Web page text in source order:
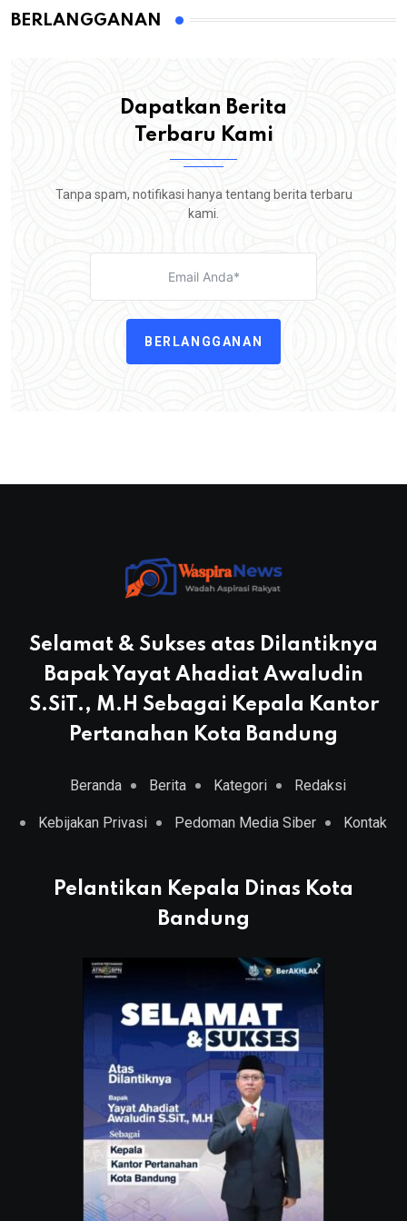
BERLANGGANAN
Dapatkan Berita
Terbaru Kami
Tanpa spam, notifikasi hanya tentang berita terbaru
kami.
BERLANGGANAN
Selamat & Sukses atas Dilantiknya
Bapak Yayat Ahadiat Awaludin
S.SiT., M.H Sebagai Kepala Kantor
Pertanahan Kota Bandung
Beranda Berita Kategori Redaksi
Kebijakan Privasi Pedoman Media Siber Kontak
Pelantikan Kepala Dinas Kota
Bandung